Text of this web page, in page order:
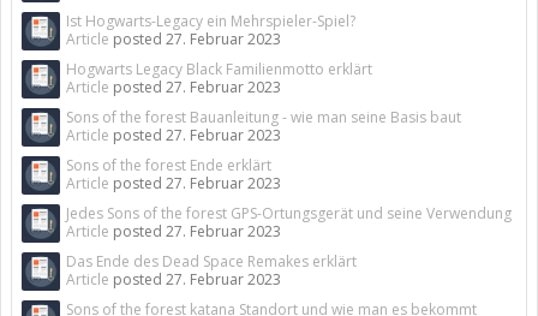
Ist Hogwarts-Legacy ein Mehrspieler-Spiel?
Article posted 27. Februar 2023
Hogwarts Legacy Black Familienmotto erklärt
Article posted 27. Februar 2023
Sons of the forest Bauanleitung - wie man seine Basis baut
Article posted 27. Februar 2023
Sons of the forest Ende erklärt
Article posted 27. Februar 2023
Jedes Sons of the forest GPS-Ortungsgerät und seine Verwendung
Article posted 27. Februar 2023
Das Ende des Dead Space Remakes erklärt
Article posted 27. Februar 2023
Sons of the forest katana Standort und wie man es bekommt